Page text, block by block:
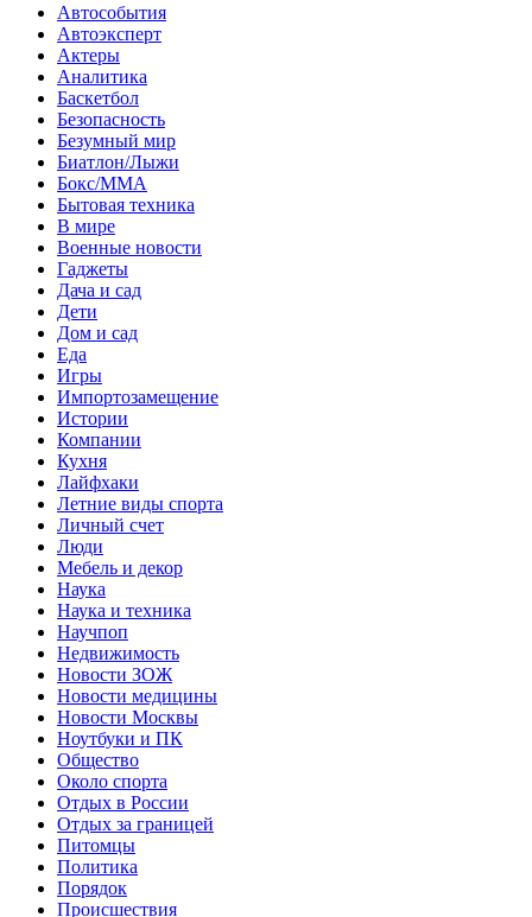
Автособытия
Автоэксперт
Актеры
Аналитика
Баскетбол
Безопасность
Безумный мир
Биатлон/Лыжи
Бокс/MMA
Бытовая техника
В мире
Военные новости
Гаджеты
Дача и сад
Дети
Дом и сад
Еда
Игры
Импортозамещение
Истории
Компании
Кухня
Лайфхаки
Летние виды спорта
Личный счет
Люди
Мебель и декор
Наука
Наука и техника
Научпоп
Недвижимость
Новости ЗОЖ
Новости медицины
Новости Москвы
Ноутбуки и ПК
Общество
Около спорта
Отдых в России
Отдых за границей
Питомцы
Политика
Порядок
Происшествия